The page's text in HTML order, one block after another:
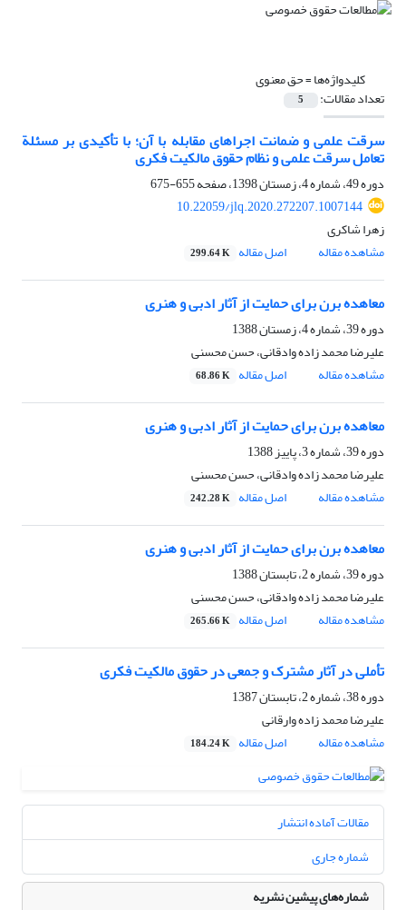
کلیدواژه‌ها =حق معنوی
تعداد مقالات: 5
سرقت علمی و ضمانت اجراهای مقابله با آن؛ با تأکیدی بر مسئلة
تعامل سرقت علمی و نظام حقوق مالکیت فکری
دوره 49، شماره 4، زمستان 1398، صفحه
655-675
10.22059/jlq.2020.272207.1007144
زهرا شاکری
مشاهده مقاله
اصل مقاله 299.64 K
معاهده برن برای حمایت از آثار ادبی و هنری
دوره 39، شماره 4، زمستان 1388
علیرضا محمد زاده وادقانی، حسن محسنی
مشاهده مقاله
اصل مقاله 68.86 K
معاهده برن برای حمایت از آثار ادبی و هنری
دوره 39، شماره 3، پاییز 1388
علیرضا محمد زاده وادقانی، حسن محسنی
مشاهده مقاله
اصل مقاله 242.28 K
معاهده برن برای حمایت از آثار ادبی و هنری
دوره 39، شماره 2، تابستان 1388
علیرضا محمد زاده وادقانی، حسن محسنی
مشاهده مقاله
اصل مقاله 265.66 K
تأملی در آثار مشترک و جمعی در حقوق مالکیت فکری
دوره 38، شماره 2، تابستان 1387
علیرضا محمد زاده وارقانی
مشاهده مقاله
اصل مقاله 184.24 K
مقالات آماده انتشار
شماره جاری
شماره‌های پیشین نشریه